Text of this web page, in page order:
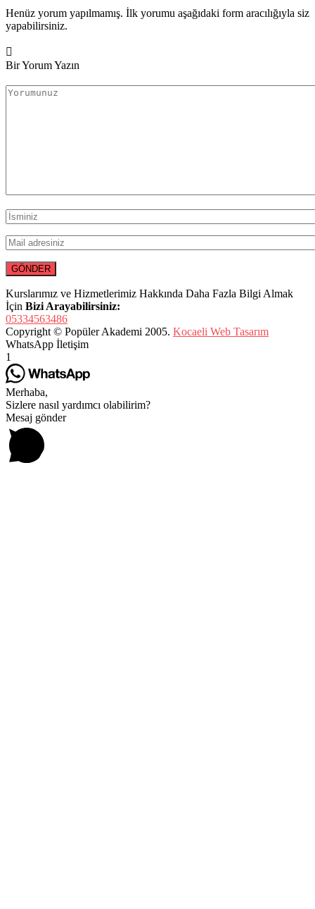
Henüz yorum yapılmamış. İlk yorumu aşağıdaki form aracılığıyla siz
yapabilirsiniz.
Bir Yorum Yazın
Kurslarımız ve Hizmetlerimiz Hakkında Daha Fazla Bilgi Almak
İçin Bizi Arayabilirsiniz:
05334563486
Copyright © Popüler Akademi 2005. Kocaeli Web Tasarım
WhatsApp İletişim
1
Merhaba,
Sizlere nasıl yardımcı olabilirim?
Mesaj gönder